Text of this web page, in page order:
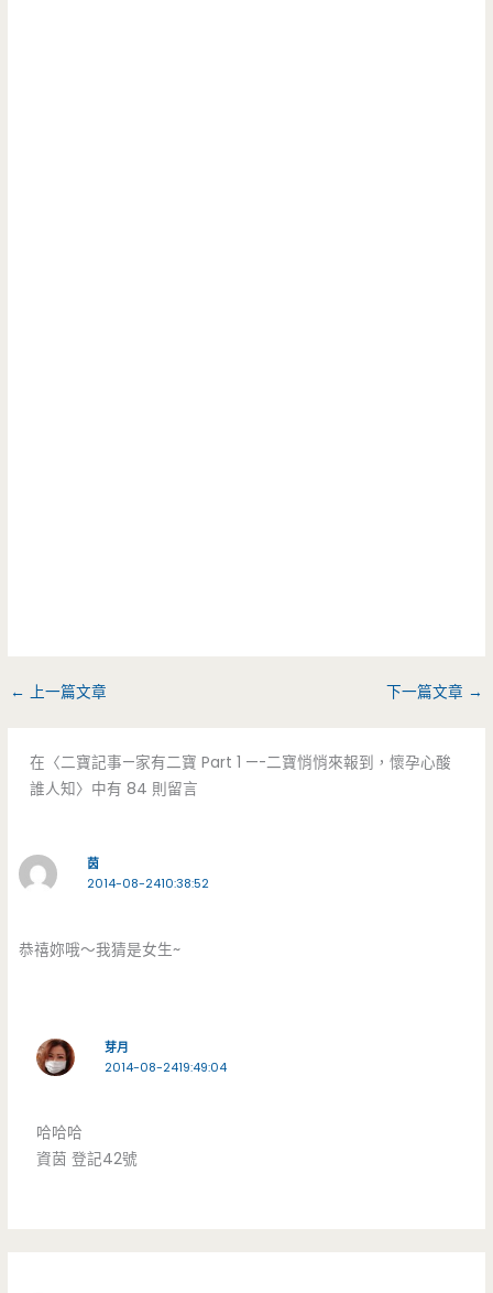
← 上一篇文章 下一篇文章 →
在〈二寶記事—家有二寶 Part 1 —-二寶悄悄來報到，懷孕心酸
誰人知〉中有 84 則留言
茵
2014-08-2410:38:52
恭禧妳哦～我猜是女生~
芽月
2014-08-2419:49:04
哈哈哈
資茵 登記42號